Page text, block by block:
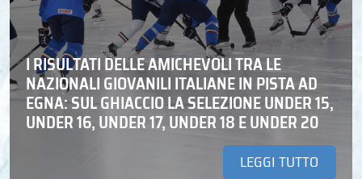
I RISULTATI DELLE AMICHEVOLI TRA LE
NAZIONALI GIOVANILI ITALIANE IN PISTA AD
EGNA: SUL GHIACCIO LA SELEZIONE UNDER 15,
UNDER 16, UNDER 17, UNDER 18 E UNDER 20
LEGGI TUTTO